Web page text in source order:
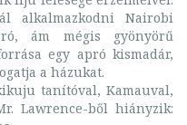
alkalmazkodni Nairobi
ám mégis gyönyörű
egy apró kismadár,
a házukat.
tanítóval, Kamauval,
Lawrence-ből hiányzik: